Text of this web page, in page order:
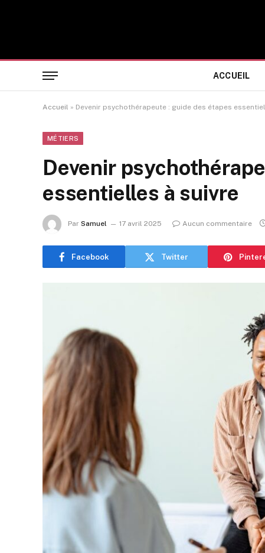
ACCUEIL
Accueil » Devenir psychothérapeute : guide des étapes
MÉTIERS
Devenir
essentielles à suivre
Par Samuel 17 avril 2025 Aucun commentaire
Facebook Twitter